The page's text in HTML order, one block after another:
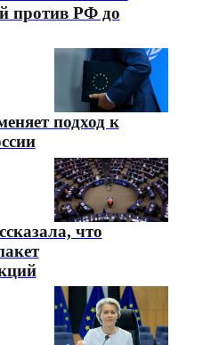
против РФ до
подход к
что